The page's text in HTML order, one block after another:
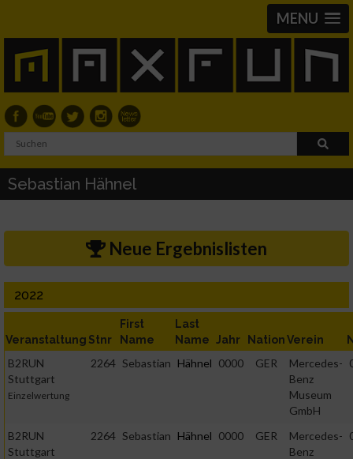
MENU
Sebastian Hähnel
Neue Ergebnislisten
2022
Veranstaltung Stnr
First
Name
Last
Name Jahr NationVerein
B2RUN
Stuttgart
Einzelwertung
2264 Sebastian Hähnel 0000 GER
Mercedes-
Benz
Museum
GmbH
B2RUN
Stuttgart
2264 Sebastian Hähnel 0000 GER
Mercedes-
Benz